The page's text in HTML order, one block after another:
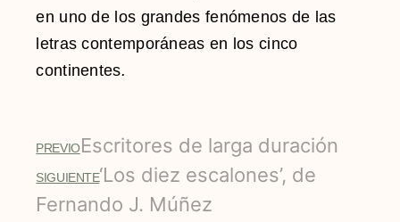
en uno de los grandes fenómenos de las
letras contemporáneas en los cinco
continentes.
PREVIOEscritores de larga duración
SIGUIENTE‘Los diez escalones’, de
Fernando J. Múñez